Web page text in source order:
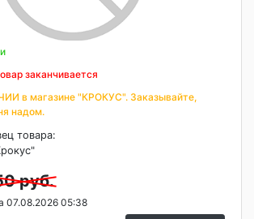
заканчивается
в магазине "КРОКУС". Заказывайте,
надом.
товара:
руб.
07.08.2026 05:38